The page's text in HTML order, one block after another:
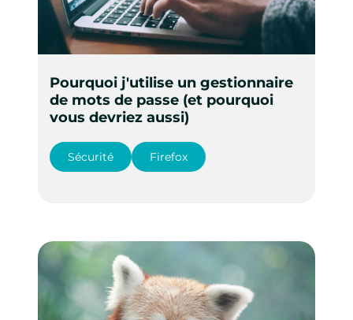
Pourquoi j'utilise un gestionnaire
de mots de passe (et pourquoi
vous devriez aussi)
Sécurité Firefox